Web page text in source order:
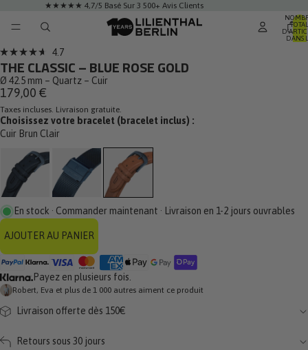
★★★★★ 4,7/5 Basé Sur 3 500+ Avis Clients
TOTAL
DANS
4.7
sur
5
étoiles
4.7Cliquez
pour
faire
jusqu'aux
avis
THE CLASSIC – BLUE ROSE GOLD
Ø 42.5 mm – Quartz – Cuir
179,00 €
Taxes incluses. Livraison gratuite.
Choisissez votre bracelet (bracelet inclus) :
Cuir Brun Clair
En stock · Commander maintenant · Livraison en 1-2 jours ouvrables
AJOUTER AU PANIER
Payez en plusieurs fois.
Robert, Eva et plus de 1 000 autres aiment ce produit
Livraison offerte dès 150€
Retours sous 30 jours